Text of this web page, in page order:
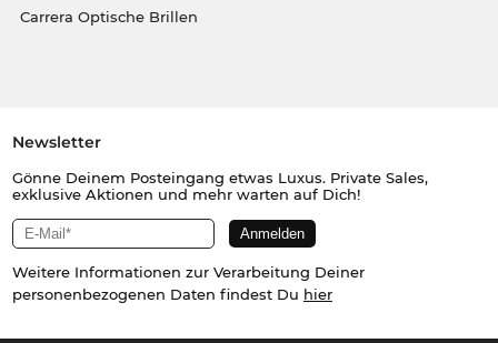
Carrera Optische Brillen
Newsletter
Gönne Deinem Posteingang etwas Luxus. Private Sales,
exklusive Aktionen und mehr warten auf Dich!
Weitere Informationen zur Verarbeitung Deiner
personenbezogenen Daten findest Du hier